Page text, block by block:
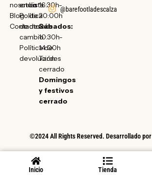
nosotras
Blog
Contacto
envío
Política
de
cambio
Política de
devolución
Lista
de
deseos
16:30h-
20:00h
Sábados:
10:30h-
14:00h
Tardes
cerrado
Domingos
y festivos
cerrado
@barefootladescalza
©2024 All Rights Reserved. Desarrollado por
Inicio Tienda